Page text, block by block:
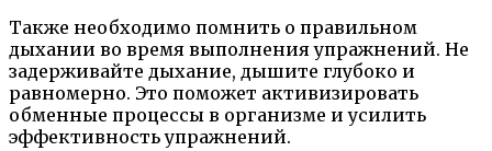
Также необходимо помнить о правильном
дыхании во время выполнения упражнений. Не
задерживайте дыхание, дышите глубоко и
равномерно. Это поможет активизировать
обменные процессы в организме и усилить
эффективность упражнений.